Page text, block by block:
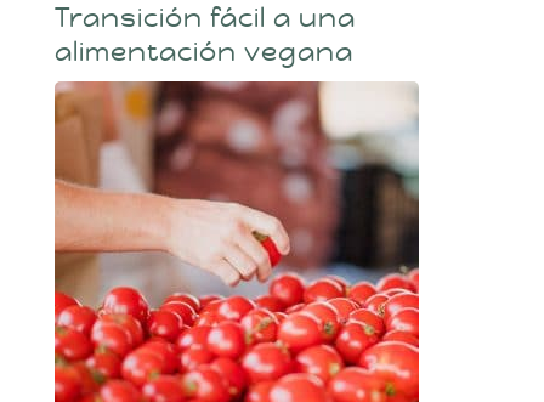
Transición fácil a una
alimentación vegana